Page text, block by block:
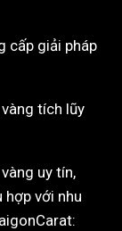
cấp giải pháp
tích lũy
uy tín,
hợp với nhu